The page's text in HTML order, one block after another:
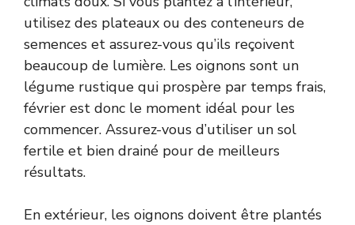
utilisez des plateaux ou des conteneurs de
semences et assurez-vous qu’ils reçoivent
beaucoup de lumière. Les oignons sont un
légume rustique qui prospère par temps frais,
février est donc le moment idéal pour les
commencer. Assurez-vous d’utiliser un sol
fertile et bien drainé pour de meilleurs
résultats.
En extérieur, les oignons doivent être plantés